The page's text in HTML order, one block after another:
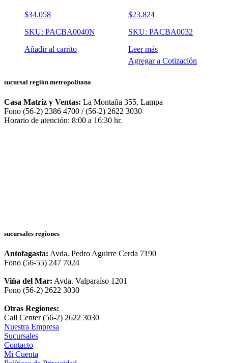
$34.058
SKU: PACBA0040N
Añadir al carrito
$23.824
SKU: PACBA0032
Leer más
Agregar a Cotización
sucursal región metropolitana
Casa Matriz y Ventas: La Montaña 355, Lampa
Fono (56-2) 2386 4700 / (56-2) 2622 3030
Horario de atención: 8:00 a 16:30 hr.
sucursales regiones
Antofagasta: Avda. Pedro Aguirre Cerda 7190
Fono (56-55) 247 7024
Viña del Mar: Avda. Valparaíso 1201
Fono (56-2) 2622 3030
Otras Regiones:
Call Center (56-2) 2622 3030
Nuestra Empresa
Sucursales
Contacto
Mi Cuenta